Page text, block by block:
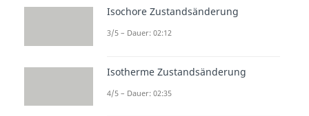
Isochore Zustandsänderung
3/5 – Dauer: 02:12
Isotherme Zustandsänderung
4/5 – Dauer: 02:35